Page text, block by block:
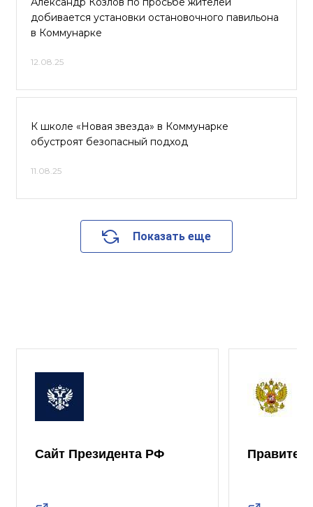
добивается установки остановочного павильона
в Коммунарке
12.08.25
К школе «Новая звезда» в Коммунарке
обустроят безопасный подход
11.08.25
Показать еще
Сайт Президента РФ